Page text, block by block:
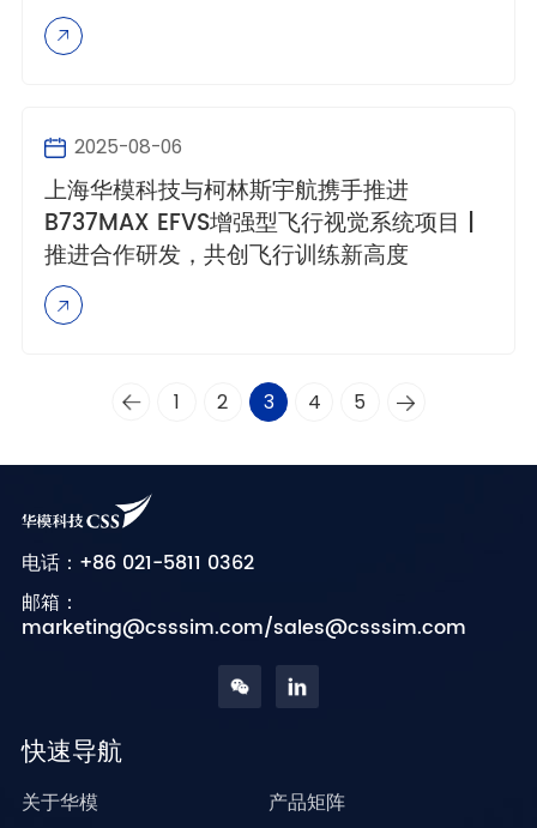
2025-08-06
上海华模科技与柯林斯宇航携手推进
B737MAX EFVS增强型飞行视觉系统项目 |
推进合作研发，共创飞行训练新高度
1 2 3 4 5
电话： +86 021-5811 0362
邮箱：
marketing@csssim.com/sales@csssim.com
快速导航
关于华模 产品矩阵